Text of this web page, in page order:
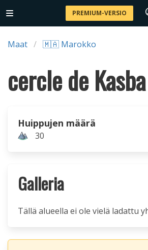
PREMIUM-VERSIO
Maat 🇲🇦 Marokko
cercle de
Huippujen määrä
30
Galleria
Tällä alueella ei ole vielä ladattu